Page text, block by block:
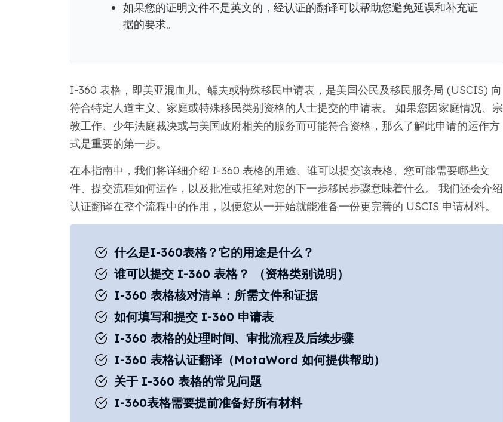
如果您的证明文件不是英文的，经认证的翻译可以帮助您避免延误和补充证
据的要求。
I-360 表格，即美亚混血儿、鳏夫或特殊移民申请表，是美国公民及移民服务局 (USCIS) 向
符合特定人道主义、家庭或特殊移民类别资格的人士提交的申请表。 如果您因家庭情况、宗
教工作、少年法庭裁决或与美国政府相关的服务而可能符合资格，那么了解此申请的运作方
式是重要的第一步。
在本指南中，我们将详细介绍 I-360 表格的用途、谁可以提交该表格、您可能需要哪些文
件、提交流程如何运作，以及批准或拒绝对您的下一步移民步骤意味着什么。 我们还会介绍
认证翻译在整个流程中的作用，以便您从一开始就能准备一份更完善的 USCIS 申请材料。
什么是I-360表格？它的用途是什么？
谁可以提交 I-360 表格？ （资格类别说明）
I-360 表格核对清单：所需文件和证据
如何填写和提交 I-360 申请表
I-360 表格的处理时间、审批流程及后续步骤
I-360 表格认证翻译（MotaWord 如何提供帮助）
关于 I-360 表格的常见问题
I-360表格需要提前准备好所有材料